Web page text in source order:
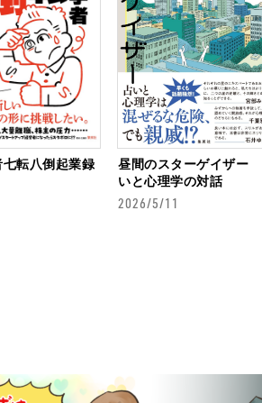
転八倒起業録
昼間のスターゲイザー
いと心理学の対話
2026/5/11